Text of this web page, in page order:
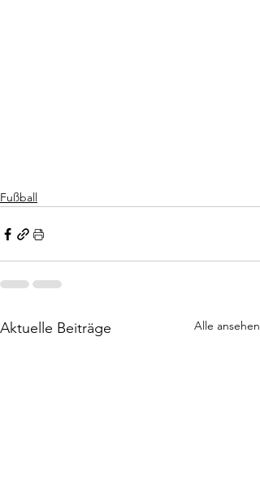
Fußball
Aktuelle Beiträge Alle ansehen